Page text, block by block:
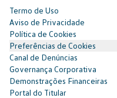
Termo de Uso
Aviso de Privacidade
Política de Cookies
Preferências de Cookies
Canal de Denúncias
Governança Corporativa
Demonstrações Financeiras
Portal do Titular